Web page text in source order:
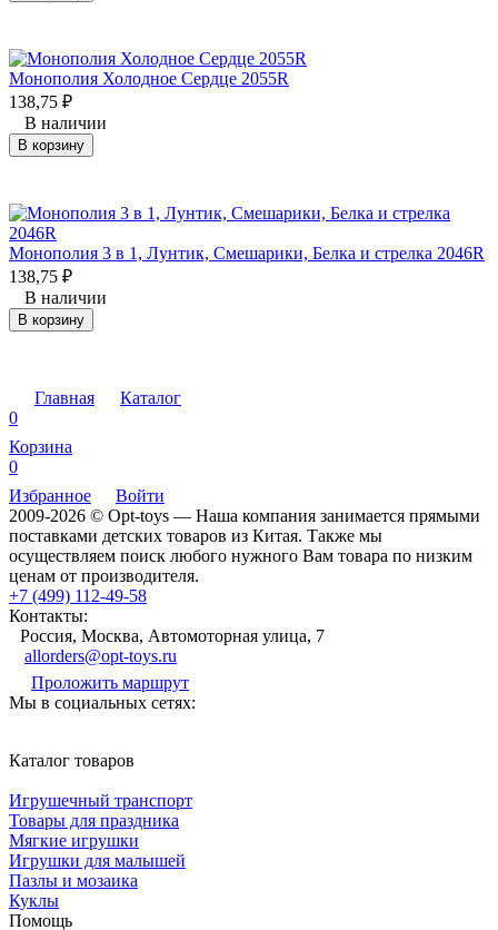
Монополия Холодное Сердце 2055R
138,75 ₽
В наличии
В корзину
Монополия 3 в 1, Лунтик, Смешарики, Белка и стрелка 2046R
138,75 ₽
В наличии
В корзину
Главная
Каталог
0
Корзина
0
Избранное
Войти
2009-2026 © Opt-toys — Наша компания занимается прямыми
поставками детских товаров из Китая. Также мы
осуществляем поиск любого нужного Вам товара по низким
ценам от производителя.
+7 (499) 112-49-58
Контакты:
Россия, Москва, Автомоторная улица, 7
allorders@opt-toys.ru
Проложить маршрут
Мы в социальных сетях:
Каталог товаров
Игрушечный транспорт
Товары для праздника
Мягкие игрушки
Игрушки для малышей
Пазлы и мозаика
Куклы
Помощь